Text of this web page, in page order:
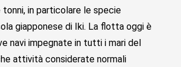
in particolare le specie
giapponese di Iki. La flotta oggi è
navi impegnate in tutti i mari del
attività considerate normali